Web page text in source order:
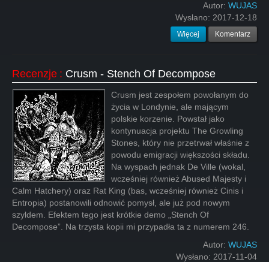
Autor: WUJAS
Wysłano: 2017-12-18
Więcej Komentarz
Recenzje : Crusm - Stench Of Decompose
Crusm jest zespołem powołanym do
życia w Londynie, ale mającym
polskie korzenie. Powstał jako
kontynuacja projektu The Growling
Stones, który nie przetrwał właśnie z
powodu emigracji większości składu.
Na wyspach jednak De Ville (wokal,
wcześniej również Abused Majesty i
Calm Hatchery) oraz Rat King (bas, wcześniej również Cinis i
Entropia) postanowili odnowić pomysł, ale już pod nowym
szyldem. Efektem tego jest krótkie demo „Stench Of
Decompose”. Na trzysta kopii mi przypadła ta z numerem 246.
Autor: WUJAS
Wysłano: 2017-11-04